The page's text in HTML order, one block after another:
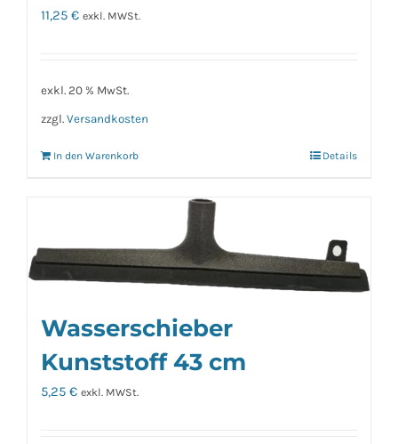
11,25 € exkl. MWSt.
exkl. 20 % MwSt.
zzgl. Versandkosten
In den Warenkorb Details
Wasserschieber
Kunststoff 43 cm
5,25 € exkl. MWSt.